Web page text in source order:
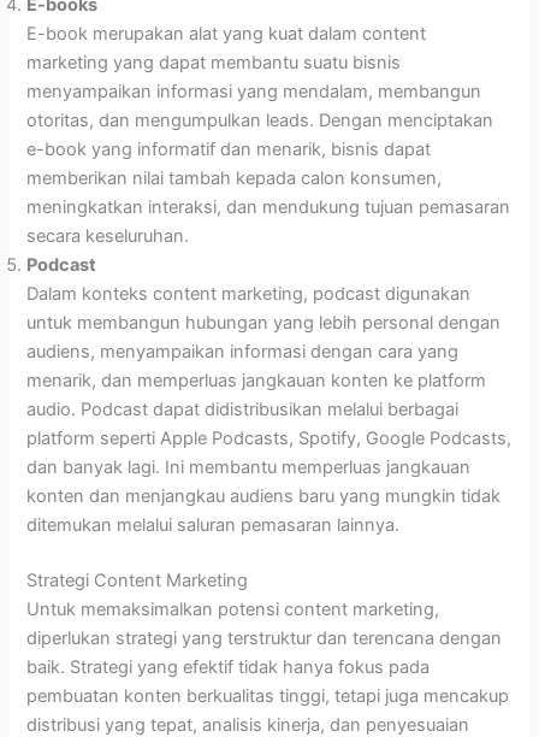
E-books
E-book merupakan alat yang kuat dalam content
marketing yang dapat membantu suatu bisnis
menyampaikan informasi yang mendalam, membangun
otoritas, dan mengumpulkan leads. Dengan menciptakan
e-book yang informatif dan menarik, bisnis dapat
memberikan nilai tambah kepada calon konsumen,
meningkatkan interaksi, dan mendukung tujuan pemasaran
secara keseluruhan.
Podcast
Dalam konteks content marketing, podcast digunakan
untuk membangun hubungan yang lebih personal dengan
audiens, menyampaikan informasi dengan cara yang
menarik, dan memperluas jangkauan konten ke platform
audio. Podcast dapat didistribusikan melalui berbagai
platform seperti Apple Podcasts, Spotify, Google Podcasts,
dan banyak lagi. Ini membantu memperluas jangkauan
konten dan menjangkau audiens baru yang mungkin tidak
ditemukan melalui saluran pemasaran lainnya.
Strategi Content Marketing
Untuk memaksimalkan potensi content marketing,
diperlukan strategi yang terstruktur dan terencana dengan
baik. Strategi yang efektif tidak hanya fokus pada
pembuatan konten berkualitas tinggi, tetapi juga mencakup
distribusi yang tepat, analisis kinerja, dan penyesuaian